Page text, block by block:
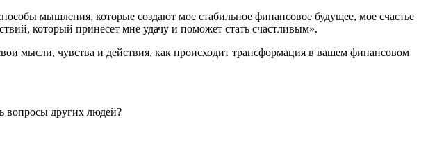
мышления, которые создают мое стабильное финансовое будущее, мое счастье
который принесет мне удачу и поможет стать счастливым».
мысли, чувства и действия, как происходит трансформация в вашем финансовом
вопросы других людей?